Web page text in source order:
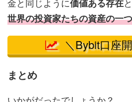
価値ある存在
世界の投資家たちの資産の一
＼Bybit口座
まとめ